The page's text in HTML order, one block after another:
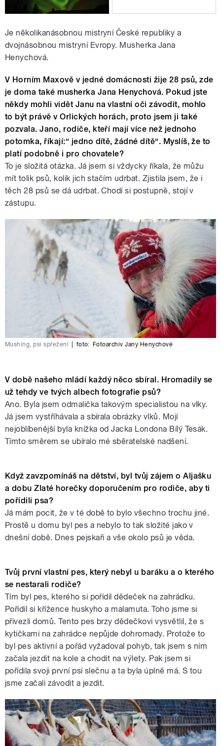
Je několikanásobnou mistryní České republiky a
dvojnásobnou mistryní Evropy. Musherka Jana
Henychová.
V Horním Maxově v jedné domácnosti žije 28 psů, zde
je doma také musherka Jana Henychová. Pokud jste
někdy mohli vidět Janu na vlastní oči závodit, mohlo
to být právě v Orlických horách, proto jsem ji také
pozvala. Jano, rodiče, kteří mají více než jednoho
potomka, říkají:“ jedno dítě, žádné dítě“. Myslíš, že to
platí podobně i pro chovatele?
To je složitá otázka. Já jsem si vždycky říkala, že můžu
mít tolik psů, kolik jich stačím udrbat. Zjistila jsem, že i
těch 28 psů se dá udrbat. Chodí si postupně, stojí v
zástupu.
Mushing, psí spřežení foto: Fotoarchiv Jany Henychové
V době našeho mládí každý něco sbíral. Hromadily se
už tehdy ve tvých albech fotografie psů?
Ano. Byla jsem odmalička takovým specialistou na vlky.
Já jsem vystříhávala a sbírala obrázky vlků. Mojí
nejoblíbenější byla knížka od Jacka Londona Bílý Tesák.
Tímto směrem se ubíralo mé sběratelské nadšení.
Když zavzpomínáš na dětství, byl tvůj zájem o Aljašku
a dobu Zlaté horečky doporučením pro rodiče, aby ti
pořídili psa?
Já mám pocit, že v té době to bylo všechno trochu jiné.
Prostě u domu byl pes a nebylo to tak složité jako v
dnešní době. Dnes pejskaři a vše okolo psů je věda.
Tvůj první vlastní pes, který nebyl u baráku a o kterého
se nestarali rodiče?
Tím byl pes, kterého si pořídil dědeček na zahrádku.
Pořídil si křížence huskyho a malamuta. Toho jsme si
přivezli domů. Tento pes brzy dědečkovi vysvětlil, že s
kytičkami na zahrádce nepůjde dohromady. Protože to
byl pes aktivní a pořád vyžadoval pohyb, tak jsem s ním
začala jezdit na kole a chodit na výlety. Pak jsem si
pořídila svoji první psí slečnu a ta byla úplně má. S tou
jsme začali závodit a jezdit.